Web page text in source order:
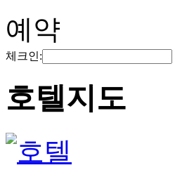
예약
체크인:
호텔지도